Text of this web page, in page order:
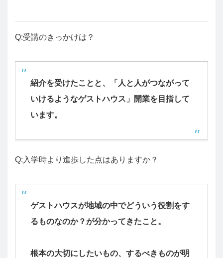
Q:受講のきっかけは？
紹介を受けたことと、「人と人がつながって
いけるようなゲストハウス」開業を目指して
います。
Q:入学時より進歩した点はありますか？
ゲストハウスが地域の中でどういう役割をす
るものなのか？が分かってきたこと。
根本の大切にしたいもの、するべきものが明